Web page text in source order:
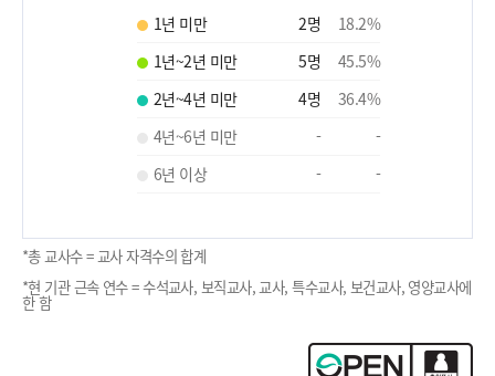
1년 미만 2명 18.2%
1년~2년 미만
5명 45.5%
2년~4년 미만
4명 36.4%
4년~6년 미만
-
-
6년 이상
- -
*총 교사수 = 교사 자격수의 합계
*현 기관 근속 연수 = 수석교사, 보직교사, 교사, 특수교사, 보건교사, 영양교사에
한 함